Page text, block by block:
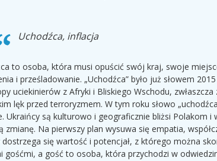
Uchodźca, inflacja
to osoba, która musi opuścić swój kraj, swoje
i prześladowanie. „Uchodźca” było już słowem
uciekinierów z Afryki i Bliskiego Wschodu,
lęk przed terroryzmem. W tym roku słowo
Ukraińcy są kulturowo i geograficznie bliżsi Polakom
zmianę. Na pierwszy plan wysuwa się empatia,
dostrzega się wartość i potencjał, z którego można
gośćmi, a gość to osoba, która przychodzi w